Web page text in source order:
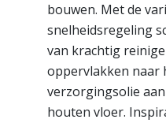
bouwen. Met de
snelheidsregeling
van krachtig
oppervlakken naar
verzorgingsolie
houten vloer.